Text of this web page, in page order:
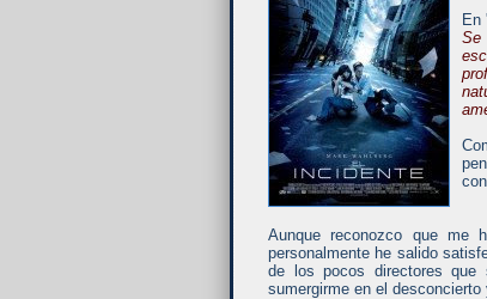
En
Se
Aunque reconozco que me
personalmente he salido
de los pocos directores que
sumergirme en el